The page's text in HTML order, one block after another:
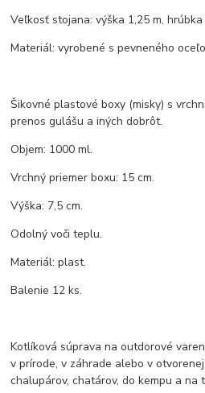
Veľkosť stojana: výška 1,25 m, hrúbka
Materiál: vyrobené s pevneného
Šikovné plastové boxy (misky) s
prenos gulášu a iných dobrôt.
Objem: 1000 ml.
Vrchný priemer boxu: 15 cm.
Výška: 7,5 cm.
Odolný voči teplu.
Materiál: plast.
Balenie 12 ks.
Kotlíková súprava na outdorové
v prírode, v záhrade alebo v
chalupárov, chatárov, do kempu a na